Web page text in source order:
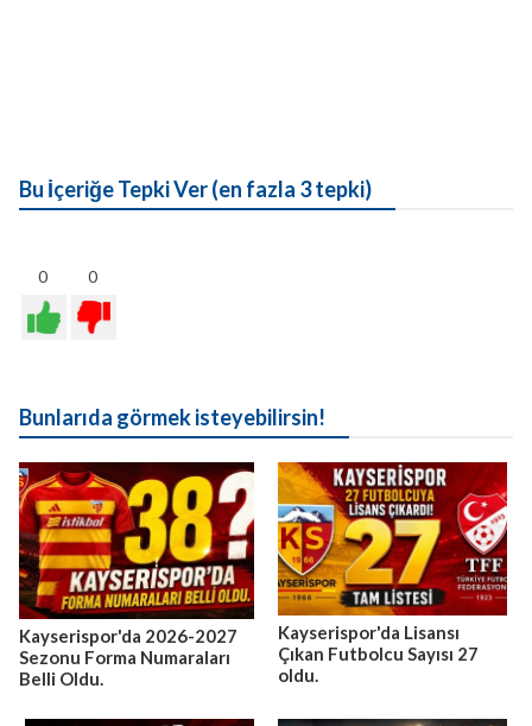
Bu İçeriğe Tepki Ver (en fazla 3 tepki)
0 0
Bunlarıda görmek isteyebilirsin!
Kayserispor'da 2026-2027
Sezonu Forma Numaraları
Belli Oldu.
Kayserispor'da Lisansı
Çıkan Futbolcu Sayısı 27
oldu.